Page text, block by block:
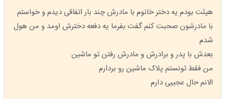
هیئت بودم یه دختر خانوم با مادرش چند بار اتفاقی دیدم و خواستم
با مادرشون صحبت کنم گفت بفرما یه دفعه دخترش اومد و من هول
شدم
بعدش با پدر و برادرش و مادرش رفتن تو ماشین
من فقط تونستم پلاک ماشین رو بردارم
الانم حال عجیبی دارم